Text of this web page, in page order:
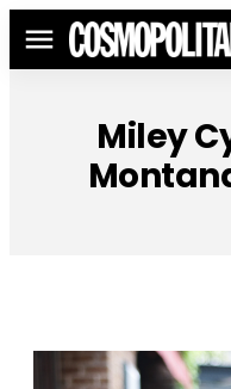
Menú
Miley